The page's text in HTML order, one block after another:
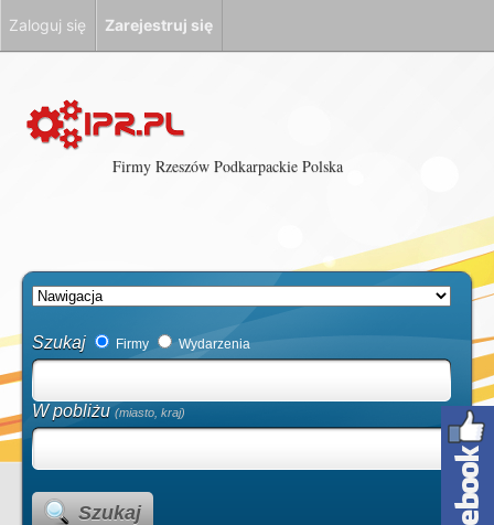
Firmy Rzeszów Podkarpackie Polska
Szukaj Firmy Wydarzenia
W pobliżu (miasto, kraj)
Szukaj
Zaloguj się Zarejestruj się